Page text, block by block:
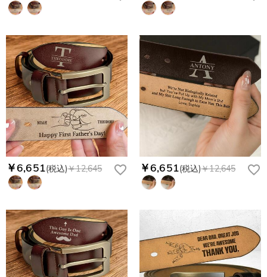
￥6,651(税込)￥12,645 ￥6,651(税込)￥12,645